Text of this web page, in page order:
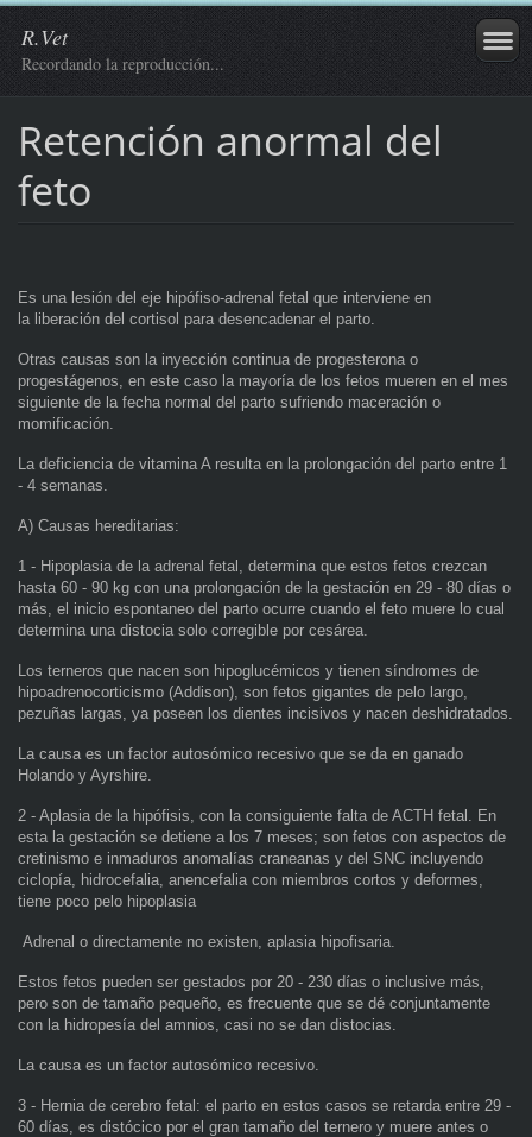
R.Vet
Recordando la reproducción...
Retención anormal del
feto
Es una lesión del eje hipófiso-adrenal fetal que interviene en
la liberación del cortisol para desencadenar el parto.
Otras causas son la inyección continua de progesterona o
progestágenos, en este caso la mayoría de los fetos mueren en el mes
siguiente de la fecha normal del parto sufriendo maceración o
momificación.
La deficiencia de vitamina A resulta en la prolongación del parto entre 1
- 4 semanas.
A) Causas hereditarias:
1 - Hipoplasia de la adrenal fetal, determina que estos fetos crezcan
hasta 60 - 90 kg con una prolongación de la gestación en 29 - 80 días o
más, el inicio espontaneo del parto ocurre cuando el feto muere lo cual
determina una distocia solo corregible por cesárea.
Los terneros que nacen son hipoglucémicos y tienen síndromes de
hipoadrenocorticismo (Addison), son fetos gigantes de pelo largo,
pezuñas largas, ya poseen los dientes incisivos y nacen deshidratados.
La causa es un factor autosómico recesivo que se da en ganado
Holando y Ayrshire.
2 - Aplasia de la hipófisis, con la consiguiente falta de ACTH fetal. En
esta la gestación se detiene a los 7 meses; son fetos con aspectos de
cretinismo e inmaduros anomalías craneanas y del SNC incluyendo
ciclopía, hidrocefalia, anencefalia con miembros cortos y deformes,
tiene poco pelo hipoplasia
Adrenal o directamente no existen, aplasia hipofisaria.
Estos fetos pueden ser gestados por 20 - 230 días o inclusive más,
pero son de tamaño pequeño, es frecuente que se dé conjuntamente
con la hidropesía del amnios, casi no se dan distocias.
La causa es un factor autosómico recesivo.
3 - Hernia de cerebro fetal: el parto en estos casos se retarda entre 29 -
60 días, es distócico por el gran tamaño del ternero y muere antes o